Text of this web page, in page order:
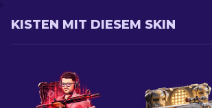
KISTEN MIT DIESEM SKIN